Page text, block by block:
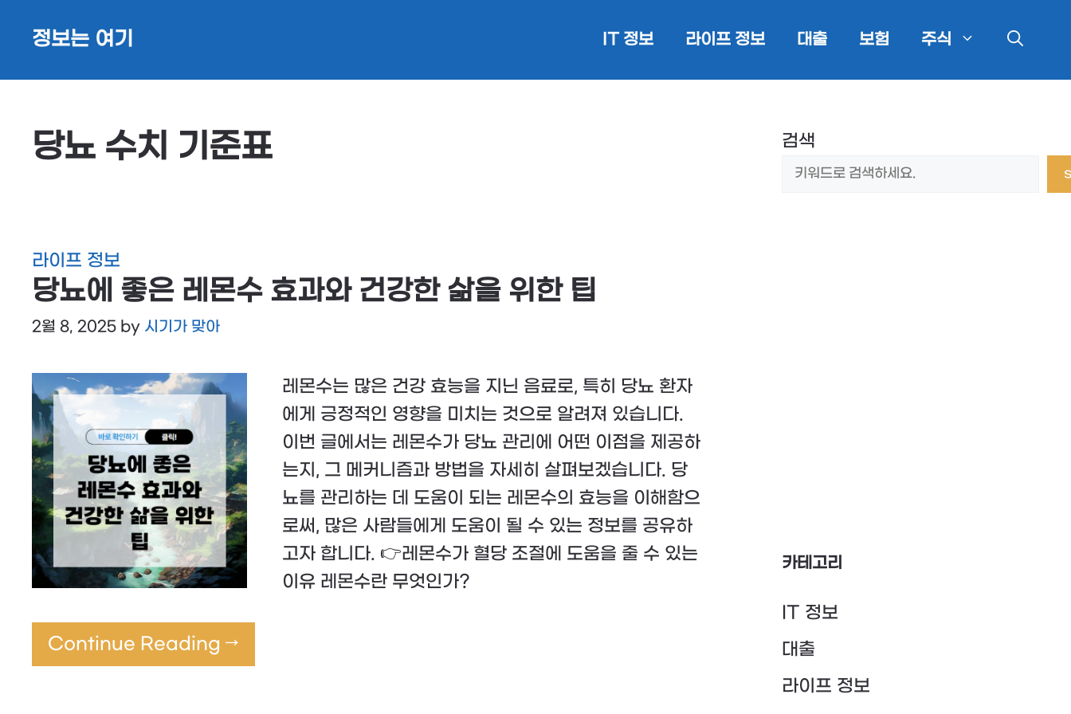
정보는 여기 IT 정보 라이프 정보 대출 보험 주식
당뇨 수치 기준표
라이프 정보
당뇨에 좋은 레몬수 효과와 건강한 삶을 위한 팁
2월 8, 2025 by 시기가 맞아
레몬수는 많은 건강 효능을 지닌 음료로, 특히 당뇨 환자
에게 긍정적인 영향을 미치는 것으로 알려져 있습니다.
이번 글에서는 레몬수가 당뇨 관리에 어떤 이점을 제공하
는지, 그 메커니즘과 방법을 자세히 살펴보겠습니다. 당
뇨를 관리하는 데 도움이 되는 레몬수의 효능을 이해함으
로써, 많은 사람들에게 도움이 될 수 있는 정보를 공유하
고자 합니다. 👉레몬수가 혈당 조절에 도움을 줄 수 있는
이유 레몬수란 무엇인가?
Continue Reading →
검색
카테고리
IT 정보
대출
라이프 정보